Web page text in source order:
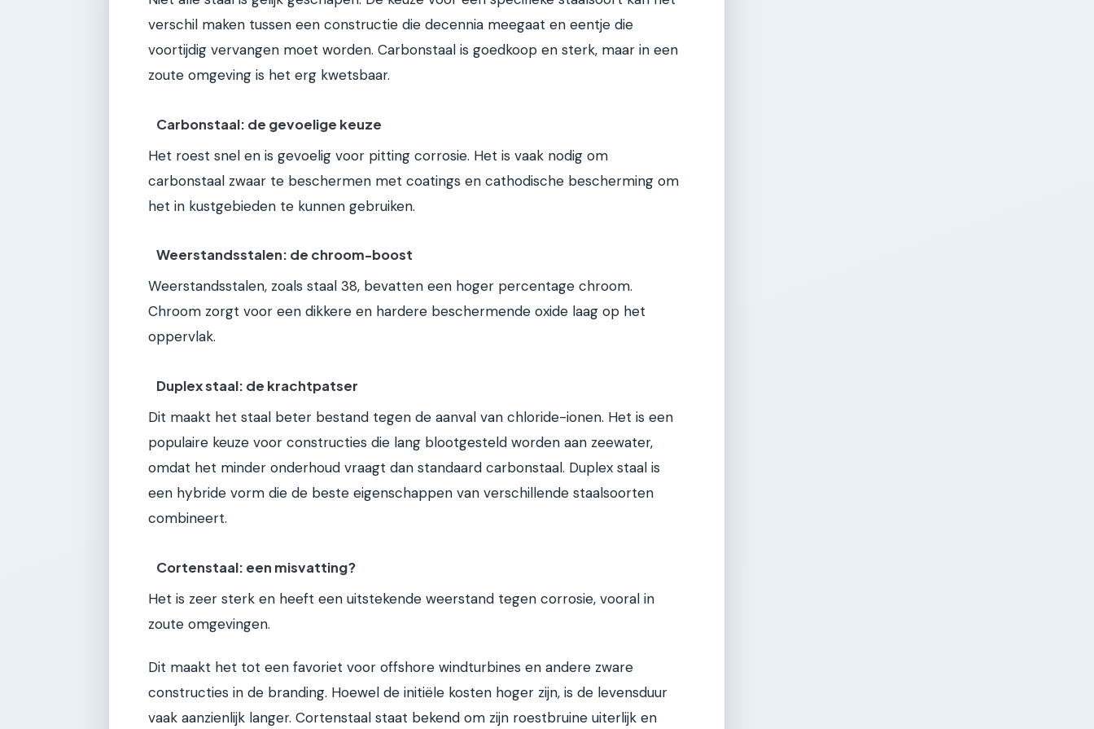
verschil maken tussen een constructie die decennia meegaat en eentje die
voortijdig vervangen moet worden. Carbonstaal is goedkoop en sterk, maar in een
zoute omgeving is het erg kwetsbaar.
Carbonstaal: de gevoelige keuze
Het roest snel en is gevoelig voor pitting corrosie. Het is vaak nodig om
carbonstaal zwaar te beschermen met coatings en cathodische bescherming om
het in kustgebieden te kunnen gebruiken.
Weerstandsstalen: de chroom-boost
Weerstandsstalen, zoals staal 38, bevatten een hoger percentage chroom.
Chroom zorgt voor een dikkere en hardere beschermende oxide laag op het
oppervlak.
Duplex staal: de krachtpatser
Dit maakt het staal beter bestand tegen de aanval van chloride-ionen. Het is een
populaire keuze voor constructies die lang blootgesteld worden aan zeewater,
omdat het minder onderhoud vraagt dan standaard carbonstaal. Duplex staal is
een hybride vorm die de beste eigenschappen van verschillende staalsoorten
combineert.
Cortenstaal: een misvatting?
Het is zeer sterk en heeft een uitstekende weerstand tegen corrosie, vooral in
zoute omgevingen.
Dit maakt het tot een favoriet voor offshore windturbines en andere zware
constructies in de branding. Hoewel de initiële kosten hoger zijn, is de levensduur
vaak aanzienlijk langer. Cortenstaal staat bekend om zijn roestbruine uiterlijk en